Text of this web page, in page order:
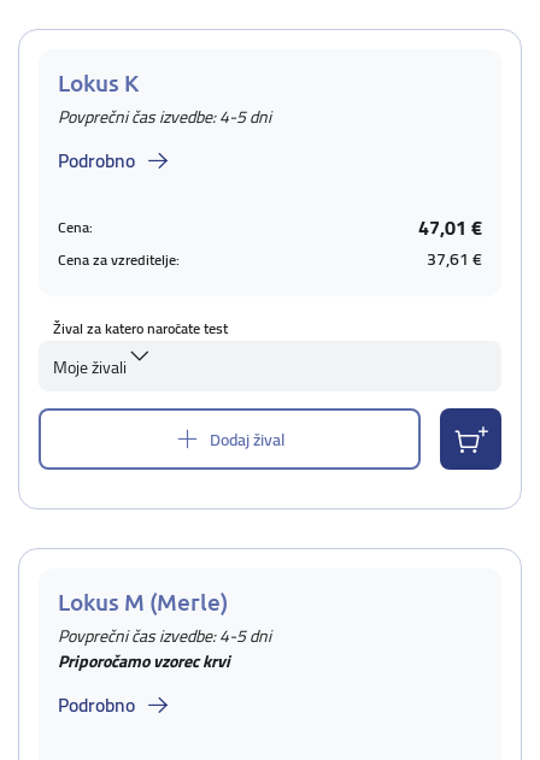
Lokus K
Povprečni čas izvedbe: 4-5 dni
Podrobno
Cena: 47,01 €
Cena za vzreditelje: 37,61 €
Žival za katero naročate test
Moje živali
Dodaj žival
Lokus M (Merle)
Povprečni čas izvedbe: 4-5 dni
Priporočamo vzorec krvi
Podrobno